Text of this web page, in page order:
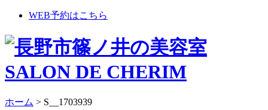
WEB予約はこちら
ホーム > S__1703939